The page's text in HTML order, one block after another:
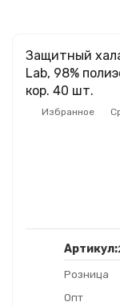
Защитный
Lab, 98%
кор. 40 шт.
Избранное
Артикул:
Розница
Опт